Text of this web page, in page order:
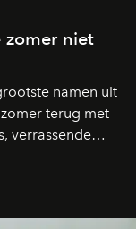
zomer niet
namen uit
terug met
verrassende